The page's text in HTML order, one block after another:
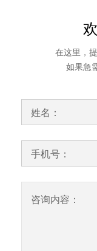
在这里，
如果急
姓名：
手机号：
咨询内容：